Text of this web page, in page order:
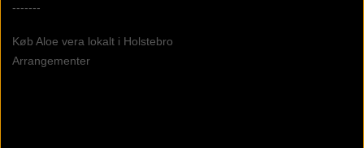
-------
Køb Aloe vera lokalt i Holstebro
Arrangementer